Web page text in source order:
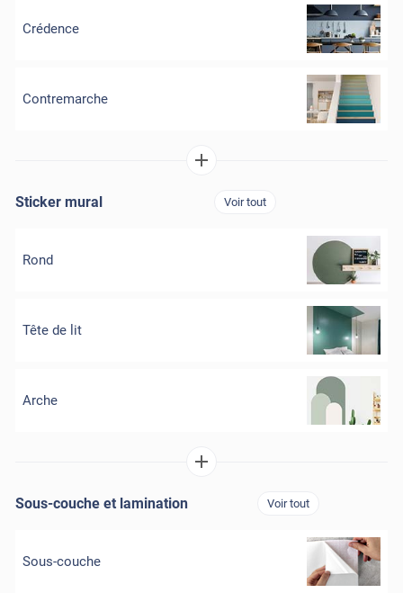
Crédence
Contremarche
Sticker mural Voir tout
Rond
Tête de lit
Arche
Sous-couche et lamination Voir tout
Sous-couche